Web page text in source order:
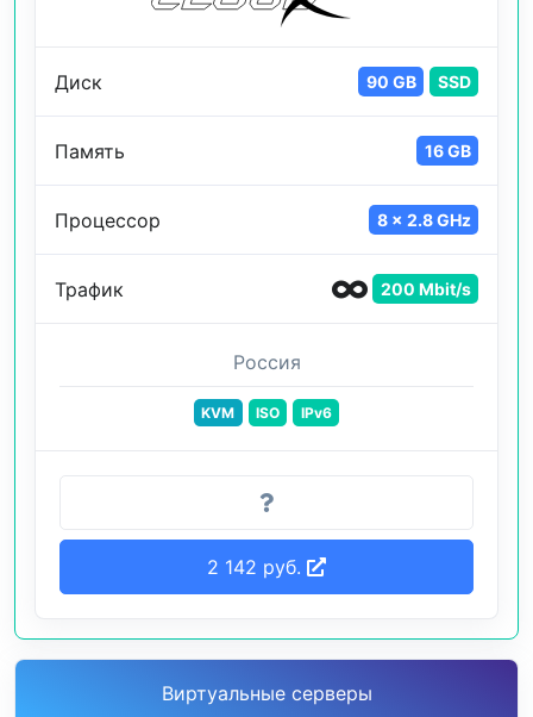
Диск 90 GB SSD
Память 16 GB
Процессор 8 x 2.8 GHz
Трафик 200 Mbit/s
Россия
KVM ISO IPv6
2 142 руб.
Виртуальные серверы